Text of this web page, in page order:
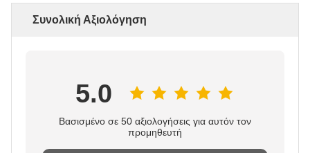
Συνολική Αξιολόγηση
5.0
Βασισμένο σε 50 αξιολογήσεις για αυτόν τον
προμηθευτή